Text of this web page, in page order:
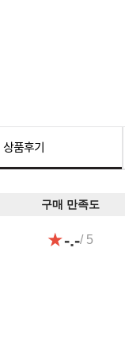
상품후기
구매 만족도
★-.-/ 5